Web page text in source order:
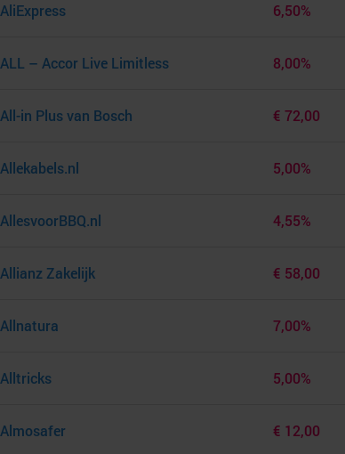
AliExpress 6,50%
ALL – Accor Live Limitless 8,00%
All-in Plus van Bosch € 72,00
Allekabels.nl 5,00%
AllesvoorBBQ.nl 4,55%
Allianz Zakelijk € 58,00
Allnatura 7,00%
Alltricks 5,00%
Almosafer € 12,00